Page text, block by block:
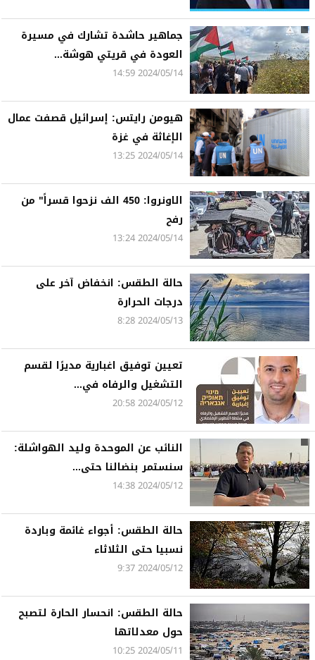
جماهير حاشدة تشارك في مسيرة
العودة في قريتي هوشة...
2024/05/14 14:59
هيومن رايتس: إسرائيل قصفت عمال
الإغاثة في غزة
2024/05/14 13:25
الاونروا: 450 الف نزحوا قسراً" من
رفح
2024/05/14 13:24
حالة الطقس: انخفاض آخر على
درجات الحرارة
2024/05/13 8:28
تعيين توفيق اغبارية مديرًا لقسم
التشغيل والرفاه في...
2024/05/12 20:58
النائب عن الموحدة وليد الهواشلة:
سنستمر بنضالنا حتى...
2024/05/12 14:38
حالة الطقس: أجواء غائمة وباردة
نسبيا حتى الثلاثاء
2024/05/12 9:37
حالة الطقس: انحسار الحارة لتصبح
حول معدلاتها
2024/05/11 10:25